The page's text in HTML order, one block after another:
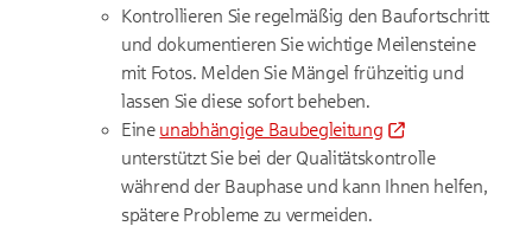
Kontrollieren Sie regelmäßig den Baufortschritt
und dokumentieren Sie wichtige Meilensteine
mit Fotos. Melden Sie Mängel frühzeitig und
lassen Sie diese sofort beheben.
Eine unabhängige Baubegleitung
unterstützt Sie bei der Qualitätskontrolle
während der Bauphase und kann Ihnen helfen,
spätere Probleme zu vermeiden.